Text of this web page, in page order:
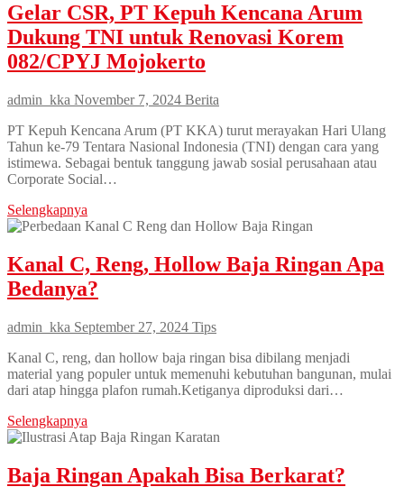
Gelar CSR, PT Kepuh Kencana Arum
Dukung TNI untuk Renovasi Korem
082/CPYJ Mojokerto
admin_kka November 7, 2024 Berita
PT Kepuh Kencana Arum (PT KKA) turut merayakan Hari Ulang
Tahun ke-79 Tentara Nasional Indonesia (TNI) dengan cara yang
istimewa. Sebagai bentuk tanggung jawab sosial perusahaan atau
Corporate Social…
Selengkapnya
Kanal C, Reng, Hollow Baja Ringan Apa
Bedanya?
admin_kka September 27, 2024 Tips
Kanal C, reng, dan hollow baja ringan bisa dibilang menjadi
material yang populer untuk memenuhi kebutuhan bangunan, mulai
dari atap hingga plafon rumah.Ketiganya diproduksi dari…
Selengkapnya
Baja Ringan Apakah Bisa Berkarat?